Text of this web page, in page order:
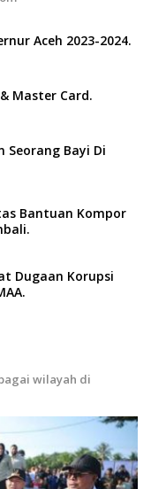
Aceh 2023-2024.
Master Card.
Seorang Bayi Di
Bantuan Kompor
Dugaan Korupsi
wilayah di